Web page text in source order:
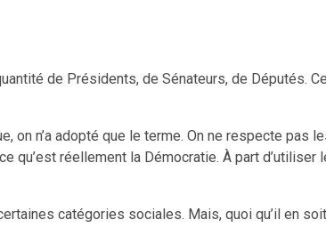
de Présidents, de Sénateurs, de Députés.
on n’a adopté que le terme. On ne respecte pas
réellement la Démocratie. À part d’utiliser
catégories sociales. Mais, quoi qu’il en